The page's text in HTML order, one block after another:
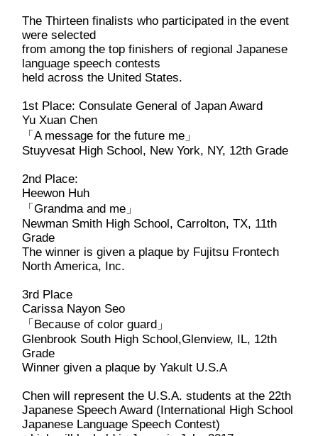
The Thirteen finalists who participated in the event
were selected
from among the top finishers of regional Japanese
language speech contests
held across the United States.
1st Place: Consulate General of Japan Award
Yu Xuan Chen
「A message for the future me」
Stuyvesat High School, New York, NY, 12th Grade
2nd Place:
Heewon Huh
「Grandma and me」
Newman Smith High School, Carrolton, TX, 11th
Grade
The winner is given a plaque by Fujitsu Frontech
North America, Inc.
3rd Place
Carissa Nayon Seo
「Because of color guard」
Glenbrook South High School,Glenview, IL, 12th
Grade
Winner given a plaque by Yakult U.S.A
Chen will represent the U.S.A. students at the 22th
Japanese Speech Award (International High School
Japanese Language Speech Contest)